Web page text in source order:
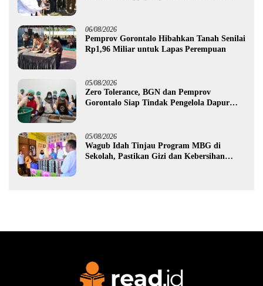
06/08/2026
Pemprov Gorontalo Hibahkan Tanah Senilai
Rp1,96 Miliar untuk Lapas Perempuan
05/08/2026
Zero Tolerance, BGN dan Pemprov
Gorontalo Siap Tindak Pengelola Dapur
05/08/2026
Wagub Idah Tinjau Program MBG di
Sekolah, Pastikan Gizi dan Kebersihan